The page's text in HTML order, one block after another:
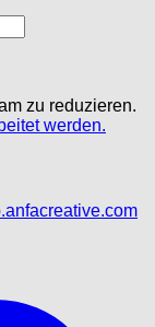
zu reduzieren.
werden.